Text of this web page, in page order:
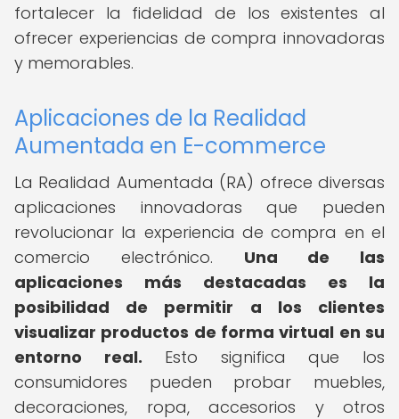
fortalecer la fidelidad de los existentes al
ofrecer experiencias de compra innovadoras
y memorables.
Aplicaciones de la Realidad
Aumentada en E-commerce
La Realidad Aumentada (RA) ofrece diversas
aplicaciones innovadoras que pueden
revolucionar la experiencia de compra en el
comercio electrónico. Una de las
aplicaciones más destacadas es la
posibilidad de permitir a los clientes
visualizar productos de forma virtual en su
entorno real. Esto significa que los
consumidores pueden probar muebles,
decoraciones, ropa, accesorios y otros